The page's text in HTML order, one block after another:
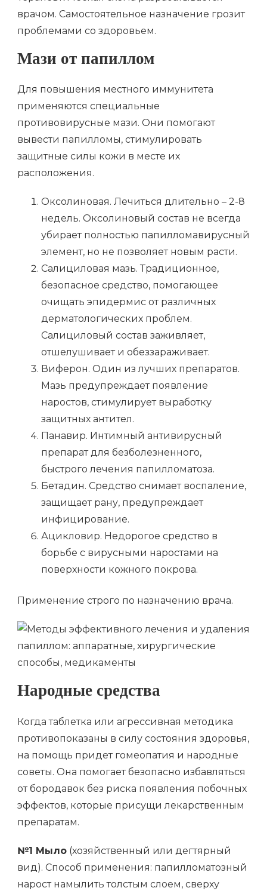
врачом. Самостоятельное назначение грозит
проблемами со здоровьем.
Мази от папиллом
Для повышения местного иммунитета
применяются специальные
противовирусные мази. Они помогают
вывести папилломы, стимулировать
защитные силы кожи в месте их
расположения.
Оксолиновая. Лечиться длительно – 2-8
недель. Оксолиновый состав не всегда
убирает полностью папилломавирусный
элемент, но не позволяет новым расти.
Салициловая мазь. Традиционное,
безопасное средство, помогающее
очищать эпидермис от различных
дерматологических проблем.
Салициловый состав заживляет,
отшелушивает и обеззараживает.
Виферон. Один из лучших препаратов.
Мазь предупреждает появление
наростов, стимулирует выработку
защитных антител.
Панавир. Интимный антивирусный
препарат для безболезненного,
быстрого лечения папилломатоза.
Бетадин. Средство снимает воспаление,
защищает рану, предупреждает
инфицирование.
Ацикловир. Недорогое средство в
борьбе с вирусными наростами на
поверхности кожного покрова.
Применение строго по назначению врача.
Народные средства
Когда таблетка или агрессивная методика
противопоказаны в силу состояния здоровья,
на помощь придет гомеопатия и народные
советы. Она помогает безопасно избавляться
от бородавок без риска появления побочных
эффектов, которые присущи лекарственным
препаратам.
№1 Мыло (хозяйственный или дегтярный
вид). Способ применения: папилломатозный
нарост намылить толстым слоем, сверху